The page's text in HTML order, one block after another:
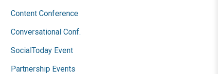
Content Conference
Conversational Conf.
SocialToday Event
Partnership Events